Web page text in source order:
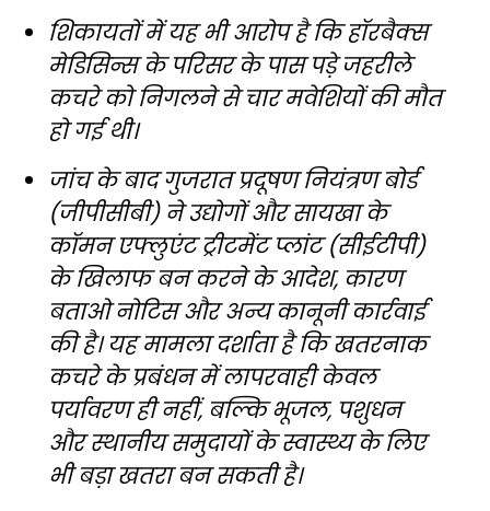
शिकायतों में यह भी आरोप है कि हॉरबैक्स
मेडिसिन्स के परिसर के पास पड़े जहरीले
कचरे को निगलने से चार मवेशियों की मौत
हो गई थी।
जांच के बाद गुजरात प्रदूषण नियंत्रण बोर्ड
(जीपीसीबी) ने उद्योगों और सायखा के
कॉमन एफ्लुएंट ट्रीटमेंट प्लांट (सीईटीपी)
के खिलाफ बन करने के आदेश, कारण
बताओ नोटिस और अन्य कानूनी कार्रवाई
की है। यह मामला दर्शाता है कि खतरनाक
कचरे के प्रबंधन में लापरवाही केवल
पर्यावरण ही नहीं, बल्कि भूजल, पशुधन
और स्थानीय समुदायों के स्वास्थ्य के लिए
भी बड़ा खतरा बन सकती है।